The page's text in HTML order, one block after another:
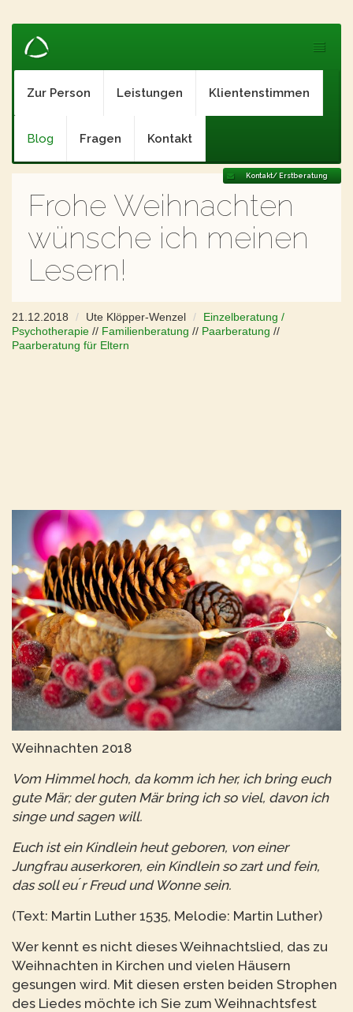
Zur Person Leistungen Klientenstimmen
Blog Fragen Kontakt
Kontakt/ Erstberatung
Frohe Weihnachten
wünsche ich meinen
Lesern!
21.12.2018 Ute Klöpper-Wenzel
Einzelberatung /
Psychotherapie // Familienberatung // Paarberatung //
Paarberatung für Eltern
Weihnachten 2018
Vom Himmel hoch, da komm ich her, ich bring euch
gute Mär; der guten Mär bring ich so viel, davon ich
singe und sagen will.
Euch ist ein Kindlein heut geboren, von einer
Jungfrau auserkoren, ein Kindlein so zart und fein,
das soll eu ́r Freud und Wonne sein.
(Text: Martin Luther 1535, Melodie: Martin Luther)
Wer kennt es nicht dieses Weihnachtslied, das zu
Weihnachten in Kirchen und vielen Häusern
gesungen wird. Mit diesen ersten beiden Strophen
des Liedes möchte ich Sie zum Weihnachtsfest